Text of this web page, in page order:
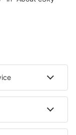
Hotels in Tonosho